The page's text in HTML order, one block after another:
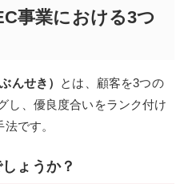
事業における3つ
んせき）
とは、顧客を3つの
し、優良度合いをランク付け
です。
ょうか？